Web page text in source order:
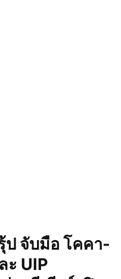
ป จับมือ โคคา-
ะ UIP